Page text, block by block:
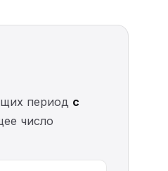
период с
число